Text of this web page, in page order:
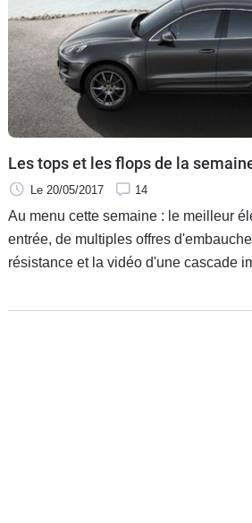
Les tops et les flops de la
Le 20/05/2017 14
Au menu cette semaine : le meilleur
entrée, de multiples offres
résistance et la vidéo d'une cascade